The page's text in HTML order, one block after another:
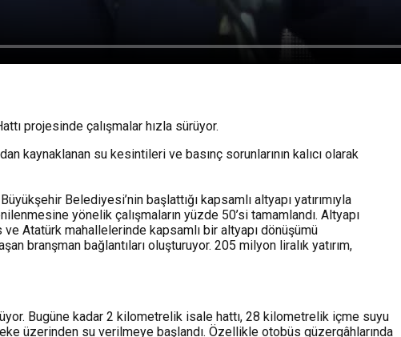
projesinde çalışmalar hızla sürüyor.
kaynaklanan su kesintileri ve basınç sorunlarının kalıcı olarak
Belediyesi’nin başlattığı kapsamlı altyapı yatırımıyla
yönelik çalışmaların yüzde 50’si tamamlandı. Altyapı
Atatürk mahallelerinde kapsamlı bir altyapı dönüşümü
branşman bağlantıları oluşturuyor. 205 milyon liralık yatırım,
Bugüne kadar 2 kilometrelik isale hattı, 28 kilometrelik içme suyu
üzerinden su verilmeye başlandı. Özellikle otobüs güzergâhlarında